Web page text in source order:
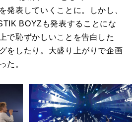
発表していくことに。しかし、
BOYZ も発表することにな
で恥ずかしいことを告白した
をしたり。大盛り上がりで企画
た。